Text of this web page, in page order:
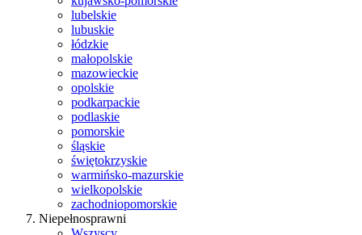
lubelskie
lubuskie
łódzkie
małopolskie
mazowieckie
opolskie
podkarpackie
podlaskie
pomorskie
śląskie
świętokrzyskie
warmińsko-mazurskie
wielkopolskie
zachodniopomorskie
Niepełnosprawni